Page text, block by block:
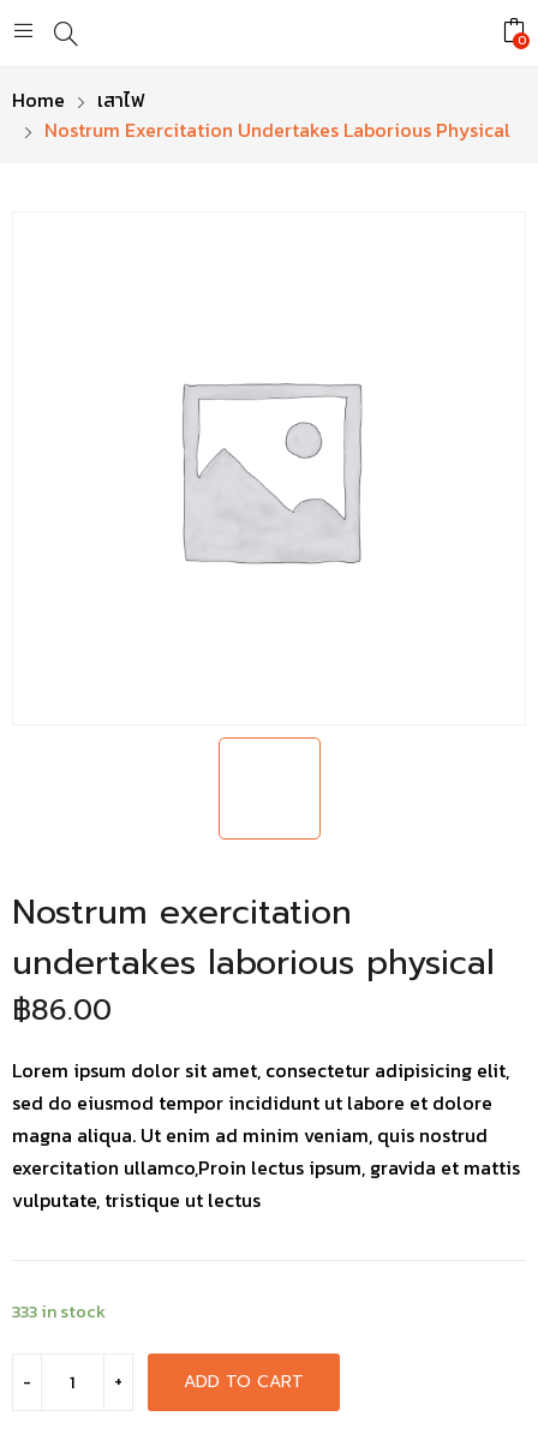
0
Home
เสาไฟ
Nostrum Exercitation Undertakes Laborious Physical
Nostrum exercitation
undertakes laborious physical
฿86.00
Lorem ipsum dolor sit amet, consectetur adipisicing elit,
sed do eiusmod tempor incididunt ut labore et dolore
magna aliqua. Ut enim ad minim veniam, quis nostrud
exercitation ullamco,Proin lectus ipsum, gravida et mattis
vulputate, tristique ut lectus
333 in stock
ADD TO CART